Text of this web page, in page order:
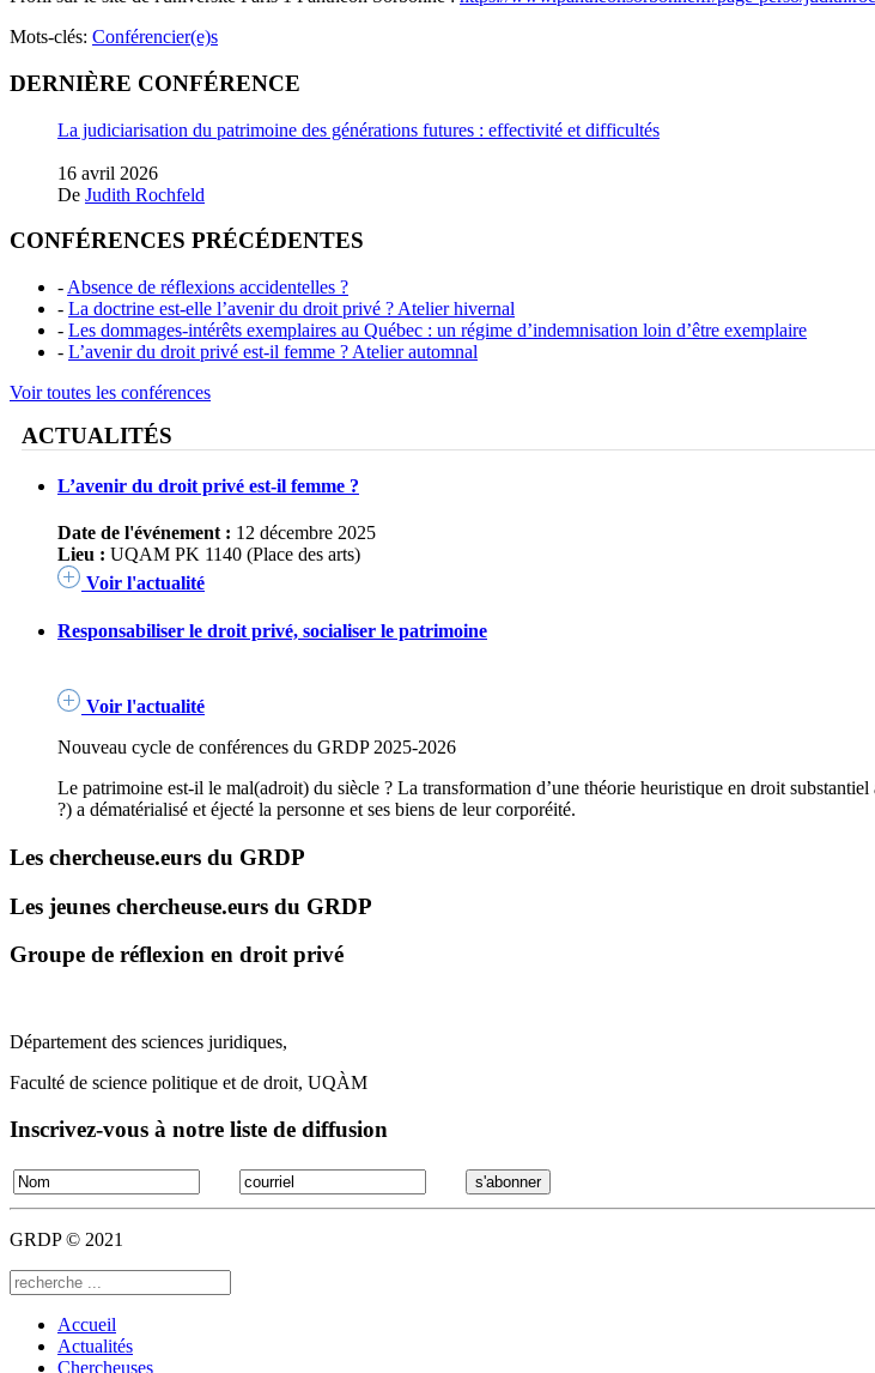
Mots-clés: Conférencier(e)s
DERNIÈRE CONFÉRENCE
La judiciarisation du patrimoine des générations futures : effectivité et difficultés
16 avril 2026
De Judith Rochfeld
CONFÉRENCES PRÉCÉDENTES
- Absence de réflexions accidentelles ?
- La doctrine est-elle l’avenir du droit privé ? Atelier hivernal
- Les dommages-intérêts exemplaires au Québec : un régime d’indemnisation loin d’être exemplaire
- L’avenir du droit privé est-il femme ? Atelier automnal
Voir toutes les conférences
ACTUALITÉS
L’avenir du droit privé est-il femme ?
Date de l'événement : 12 décembre 2025
Lieu : UQAM PK 1140 (Place des arts)
Voir l'actualité
Responsabiliser le droit privé, socialiser le patrimoine
Voir l'actualité
Nouveau cycle de conférences du GRDP 2025-2026
Le patrimoine est-il le mal(adroit) du siècle ? La transformation d’une théorie heuristique en droit
?) a dématérialisé et éjecté la personne et ses biens de leur corporéité.
Les chercheuse.eurs du GRDP
Les jeunes chercheuse.eurs du GRDP
Groupe de réflexion en droit privé
Département des sciences juridiques,
Faculté de science politique et de droit, UQÀM
Inscrivez-vous à notre liste de diffusion
GRDP © 2021
Accueil
Actualités
Chercheuses